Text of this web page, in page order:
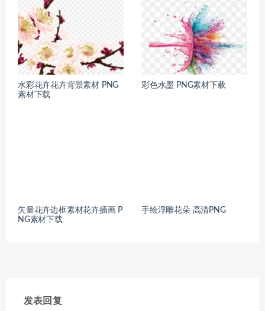
水彩花卉花卉背景素材 PNG
素材下载
彩色水墨 PNG素材下载
矢量花卉边框素材花卉插画 P
NG素材下载
手绘浮雕花朵 高清PNG
发表回复